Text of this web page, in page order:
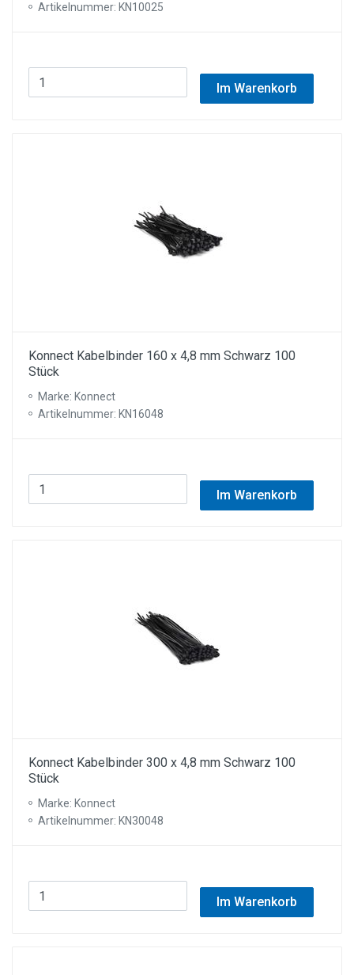
Artikelnummer: KN10025
Im Warenkorb
Konnect Kabelbinder 160 x 4,8 mm Schwarz 100
Stück
Marke: Konnect
Artikelnummer: KN16048
Im Warenkorb
Konnect Kabelbinder 300 x 4,8 mm Schwarz 100
Stück
Marke: Konnect
Artikelnummer: KN30048
Im Warenkorb